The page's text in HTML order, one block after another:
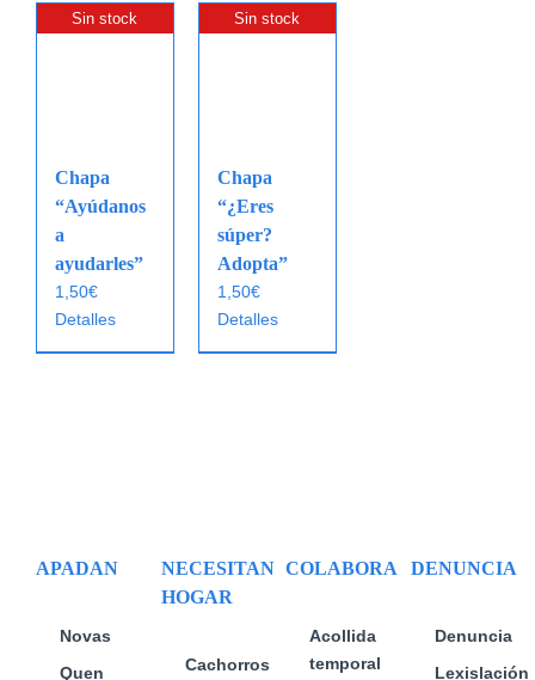
Sin stock
Chapa
“Ayúdanos
a
ayudarles”
1,50€
Detalles
Sin stock
Chapa
“¿Eres
súper?
Adopta”
1,50€
Detalles
APADAN
Novas
Quen
NECESITAN
HOGAR
Cachorros
COLABORA
Acollida
temporal
DENUNCIA
Denuncia
Lexislación